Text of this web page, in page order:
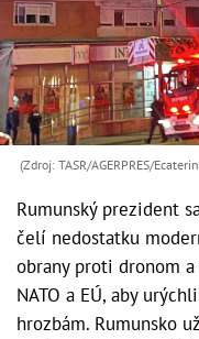
(Zdroj: TASR/AGERPRES/
Rumunský prezident
čelí nedostatku
obrany proti dronom
NATO a EÚ, aby
hrozbám. Rumunsko